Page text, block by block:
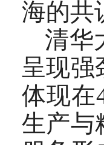
海的共
清华
呈现强
体现在
生产与